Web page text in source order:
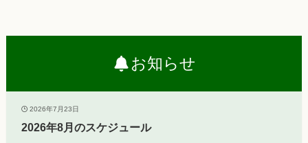
お知らせ
2026年7月23日
2026年8月のスケジュール